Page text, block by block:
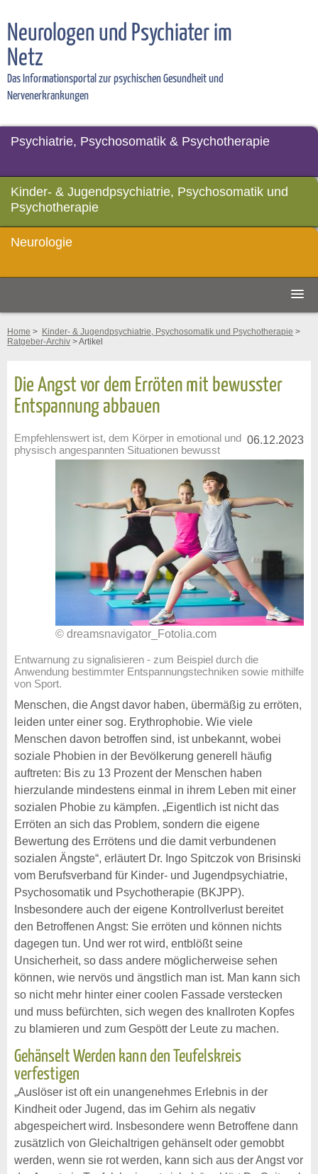
Neurologen und Psychiater im
Netz
Das Informationsportal zur psychischen Gesundheit und
Nervenerkrankungen
Psychiatrie, Psychosomatik & Psychotherapie
Kinder- & Jugendpsychiatrie, Psychosomatik und
Psychotherapie
Neurologie
Home > Kinder- & Jugendpsychiatrie, Psychosomatik und Psychotherapie >
Ratgeber-Archiv > Artikel
Die Angst vor dem Erröten mit bewusster
Entspannung abbauen
06.12.2023
© dreamsnavigator_Fotolia.com
Empfehlenswert ist, dem Körper in emotional und
physisch angespannten Situationen bewusst
Entwarnung zu signalisieren - zum Beispiel durch die
Anwendung bestimmter Entspannungstechniken sowie mithilfe
von Sport.
Menschen, die Angst davor haben, übermäßig zu erröten,
leiden unter einer sog. Erythrophobie. Wie viele
Menschen davon betroffen sind, ist unbekannt, wobei
soziale Phobien in der Bevölkerung generell häufig
auftreten: Bis zu 13 Prozent der Menschen haben
hierzulande mindestens einmal in ihrem Leben mit einer
sozialen Phobie zu kämpfen. „Eigentlich ist nicht das
Erröten an sich das Problem, sondern die eigene
Bewertung des Errötens und die damit verbundenen
sozialen Ängste“, erläutert Dr. Ingo Spitczok von Brisinski
vom Berufsverband für Kinder- und Jugendpsychiatrie,
Psychosomatik und Psychotherapie (BKJPP).
Insbesondere auch der eigene Kontrollverlust bereitet
den Betroffenen Angst: Sie erröten und können nichts
dagegen tun. Und wer rot wird, entblößt seine
Unsicherheit, so dass andere möglicherweise sehen
können, wie nervös und ängstlich man ist. Man kann sich
so nicht mehr hinter einer coolen Fassade verstecken
und muss befürchten, sich wegen des knallroten Kopfes
zu blamieren und zum Gespött der Leute zu machen.
Gehänselt Werden kann den Teufelskreis
verfestigen
„Auslöser ist oft ein unangenehmes Erlebnis in der
Kindheit oder Jugend, das im Gehirn als negativ
abgespeichert wird. Insbesondere wenn Betroffene dann
zusätzlich von Gleichaltrigen gehänselt oder gemobbt
werden, wenn sie rot werden, kann sich aus der Angst vor